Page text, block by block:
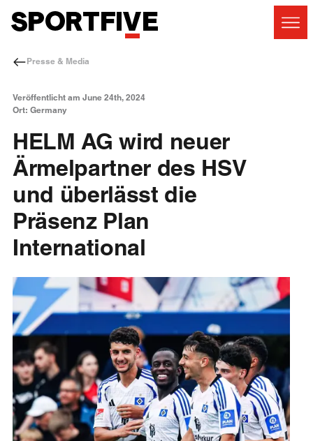
Presse & Media
Veröffentlicht am June 24th, 2024
Ort: Germany
HELM AG wird neuer
Ärmelpartner des HSV
und überlässt die
Präsenz Plan
International